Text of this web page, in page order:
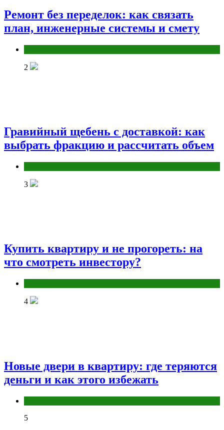
Ремонт без переделок: как связать
план, инженерные системы и смету
2
Гравийный щебень с доставкой: как
выбрать фракцию и рассчитать объем
3
Купить квартиру и не прогореть: на
что смотреть инвестору?
4
Новые двери в квартиру: где теряются
деньги и как этого избежать
5